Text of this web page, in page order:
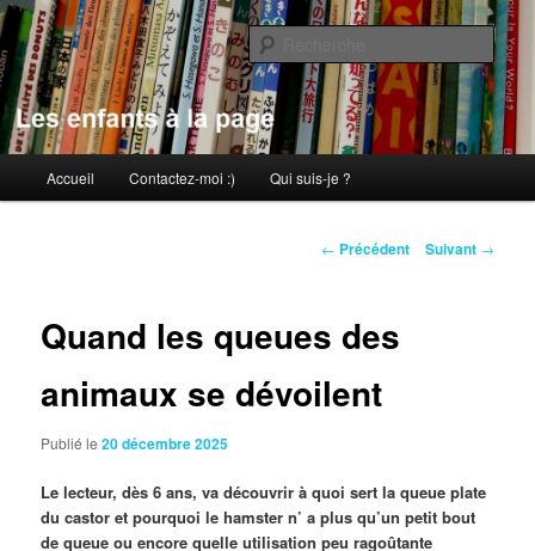
Aller
au
contenu
principalLes enfants à la page
principal
Accueil Contactez-moi :) Qui suis-je ?
Navigation
← Précédent Suivant →
Quand les queues des
animaux se dévoilent
Publié le20 décembre 2025
Le lecteur, dès 6 ans, va découvrir à quoi sert la queue plate
du castor et pourquoi le hamster n’ a plus qu’un petit bout
de queue ou encore quelle utilisation peu ragoûtante